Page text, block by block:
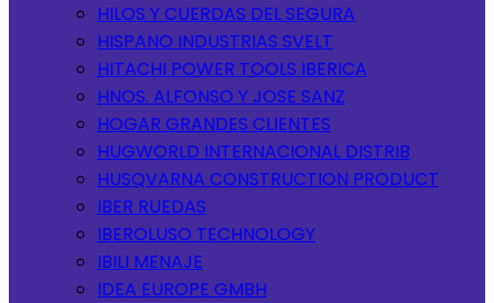
HILOS Y CUERDAS DEL SEGURA
HISPANO INDUSTRIAS SVELT
HITACHI POWER TOOLS IBERICA
HNOS. ALFONSO Y JOSE SANZ
HOGAR GRANDES CLIENTES
HUGWORLD INTERNACIONAL DISTRIB
HUSQVARNA CONSTRUCTION PRODUCT
IBER RUEDAS
IBEROLUSO TECHNOLOGY
IBILI MENAJE
IDEA EUROPE GMBH